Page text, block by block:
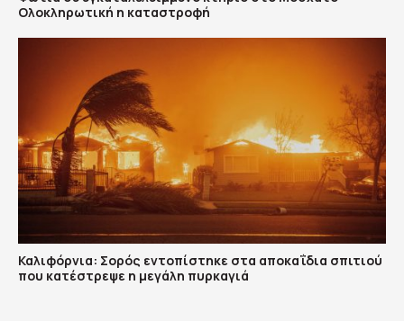
Ολοκληρωτική η καταστροφή
Καλιφόρνια: Σορός εντοπίστηκε στα αποκαΐδια σπιτιού
που κατέστρεψε η μεγάλη πυρκαγιά